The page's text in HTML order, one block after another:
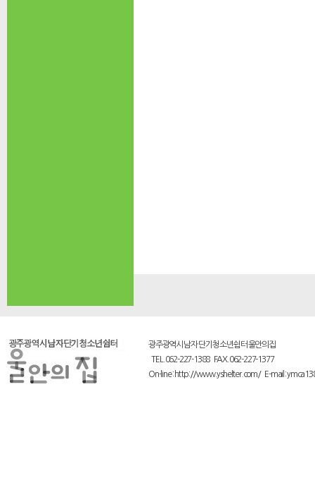
광주광역시 남자 단기 청소년쉼터 울안의집
TEL.062-227-1388 FAX.062-227-1377
On-line : http://www.yshelter.com/ E-mail :